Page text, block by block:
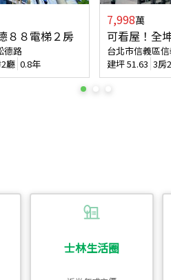
士林生活圈
８８電梯２房
德路
廳 0.8年
7,998萬
可看屋！全
台北市信義區
建坪51.63 3房